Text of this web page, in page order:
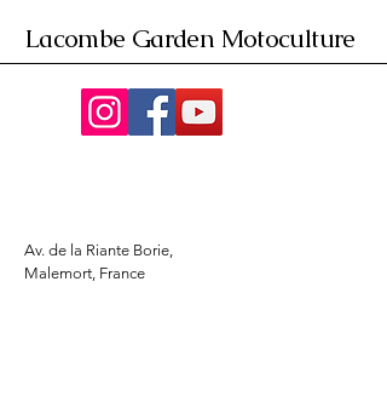
Lacombe Garden Motoculture
Av. de la Riante Borie,
Malemort, France